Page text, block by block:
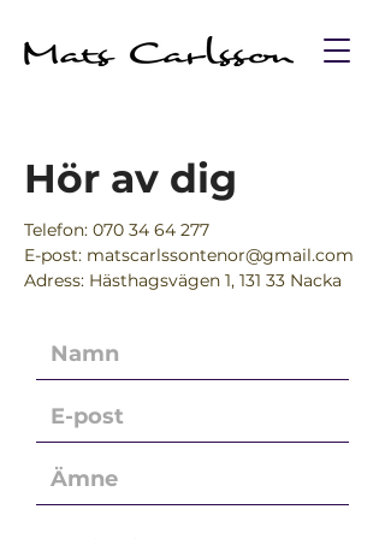
Hör av dig
Telefon: 070 34 64 277
E-post: matscarlssontenor@gmail.com
Adress: Hästhagsvägen 1, 131 33 Nacka